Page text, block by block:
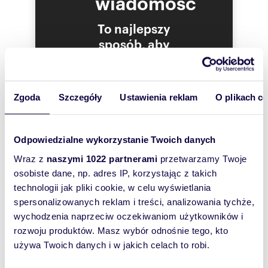
Zgoda Szczegóły Ustawienia reklam O plikach
Odpowiedzialne wykorzystanie Twoich danych
Wraz z naszymi 1022 partnerami przetwarzamy Twoje
osobiste dane, np. adres IP, korzystając z takich
technologii jak pliki cookie, w celu wyświetlania
spersonalizowanych reklam i treści, analizowania tychże,
wychodzenia naprzeciw oczekiwaniom użytkowników i
rozwoju produktów. Masz wybór odnośnie tego, kto
używa Twoich danych i w jakich celach to robi.
Działka jest płaska i posiada posiada parametry
fizyczne, które w po zakończeniu inwestycji
budowlanej na cele mieszkalne umożliwią
podział nieruchomości na mniejsze działki w
celu optymalnego wykorzystanie powierzchni
gminnej w odległości ok 1 0 m od
nieruchomości.
W miejscowości znajduje się dobra infrastruktura
handlowo-usługowa, odległość nieruchomości
do najbliższego sklepu spożywczego wynosi 1,5
km, do szkoły podstawowej w Michałowicach -
2,1 km. W odległości 550 m znajduje się
przystanek komunikacji miejskiej Michałowice
Lecznica (linie 277, M1 ), Michałowice Górna
(linie 257, 277, M1 ) oddalony o 1,3 km.
Lokalizacja nieruchomości posiada bardzo
korzystne skomunikowanie, wjazd na ul.
To najlepszy
sposób, aby
szybko się z
Tobą